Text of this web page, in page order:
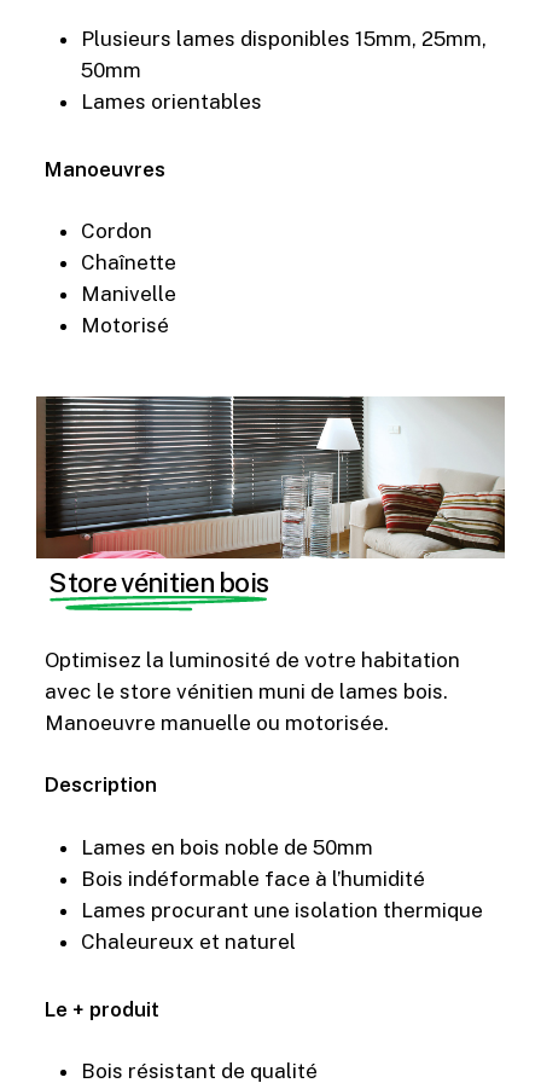
Plusieurs lames disponibles 15mm, 25mm,
50mm
Lames orientables
Manoeuvres
Cordon
Chaînette
Manivelle
Motorisé
Store vénitien bois
Optimisez la luminosité de votre habitation
avec le store vénitien muni de lames bois.
Manoeuvre manuelle ou motorisée.
Description
Lames en bois noble de 50mm
Bois indéformable face à l’humidité
Lames procurant une isolation thermique
Chaleureux et naturel
Le + produit
Bois résistant de qualité